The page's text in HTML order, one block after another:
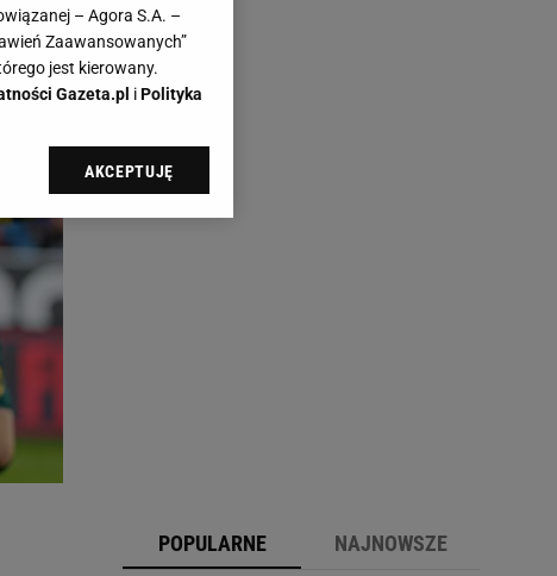
POPULARNE NAJNOWSZE
– Agora S.A. –
Zaawansowanych”
jest kierowany.
Gazeta.pl iPolityka
sp. z o.o., jej
swoje preferencje
danych poprzez
Zmiana ustawień
do celów identyfikacji.
pomiar reklam i treści,
AKCEPTUJĘ